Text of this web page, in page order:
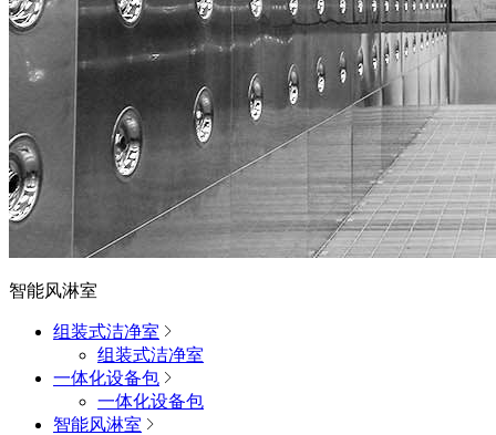
智能风淋室
组装式洁净室
组装式洁净室
一体化设备包
一体化设备包
智能风淋室